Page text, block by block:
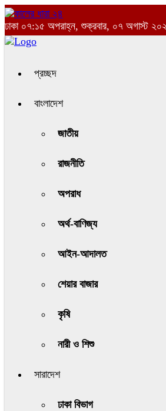
ঢাকা ০৭:১৫ অপরাহ্ন, শুক্রবার, ০৭ অগাস্ট
প্রচ্ছদ
বাংলাদেশ
জাতীয়
রাজনীতি
অপরাধ
অর্থ-বাণিজ্য
আইন-আদালত
শেয়ার বাজার
কৃষি
নারী ও শিশু
সারাদেশ
ঢাকা বিভাগ